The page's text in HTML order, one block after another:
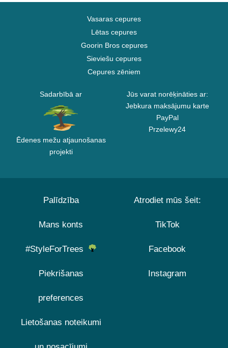
Vasaras cepures
Lētas cepures
Goorin Bros cepures
Sieviešu cepures
Cepures zēniem
Sadarbībā ar
Ēdenes mežu atjaunošanas
projekti
Jūs varat norēķināties ar:
Jebkura maksājumu karte
PayPal
Przelewy24
Palīdzība
Mans konts
#StyleForTrees
Piekrišanas
preferences
Lietošanas noteikumi
Atrodiet mūs šeit:
TikTok
Facebook
Instagram